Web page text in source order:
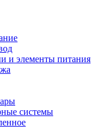
и элементы питания
системы